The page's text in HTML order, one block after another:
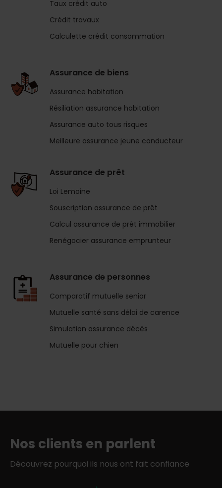
Taux crédit auto
Crédit travaux
Calculette crédit consommation
Assurance de biens
Assurance habitation
Résiliation assurance habitation
Assurance auto tous risques
Meilleure assurance jeune conducteur
Assurance de prêt
Loi Lemoine
Souscription assurance de prêt
Calcul assurance de prêt immobilier
Renégocier assurance emprunteur
Assurance de personnes
Comparatif mutuelle senior
Mutuelle santé sans délai de carence
Simulation assurance décès
Mutuelle pour chien
Nos clients en parlent
Découvrez pourquoi ils nous ont fait confiance